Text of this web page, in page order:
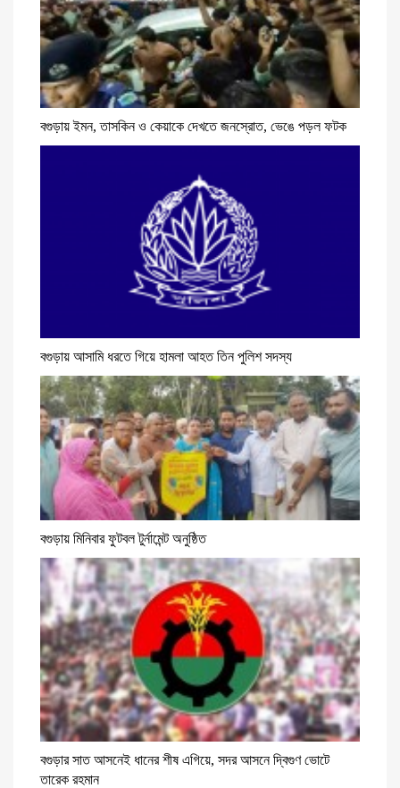
বগুড়ায় ইমন, তাসকিন ও কেয়াকে দেখতে জনস্রোত, ভেঙে পড়ল ফটক
বগুড়ায় আসামি ধরতে গিয়ে হামলা আহত তিন পুলিশ সদস্য
‎বগুড়ায় মিনিবার ফুটবল টুর্নামেন্ট অনুষ্ঠিত
বগুড়ার সাত আসনেই ধানের শীষ এগিয়ে, সদর আসনে দ্বিগুণ ভোটে
তারেক রহমান